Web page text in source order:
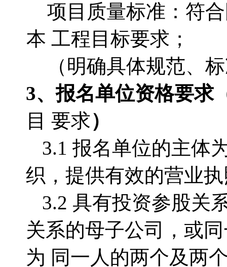
项目质量标准：符
本 工程目标要求；
（明确具体规范、
3、报名单位资格要求
目 要求）
3.1 报名单位的主体
织，提供有效的营业
3.2 具有投资参股关
关系的母子公司，或
为 同一人的两个及两